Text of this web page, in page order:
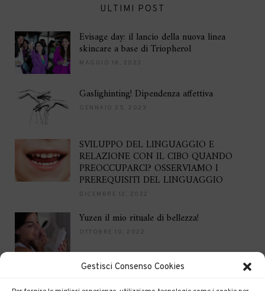
Gestisci Consenso Cookies
ULTIMI POST
Evisage day: il lancio della nuova linea
skincare a base di Triopherol
MAGGIO 18, 2023
Gaslighinting! Dipendenza affettiva
GENNAIO 25, 2023
SVILUPPO DEL LINGUAGGIO E
RELAZIONE CON IL CIBO QUANDO
PREOCCUPARCI? OSSERVIAMO I
PREREQUISITI DEL LINGUAGGIO
DICEMBRE 12, 2022
Yuzen il mio rituale di bellezza!
OTTOBRE 10, 2022
DICEMBRE 16, 2021